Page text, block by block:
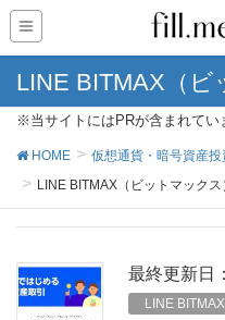
LINE BITMAX（ビ
※当サイトにはPRが含まれてい
HOME
仮想通貨・暗号資産投
LINE BITMAX（ビットマックス
最終更新日
LINE